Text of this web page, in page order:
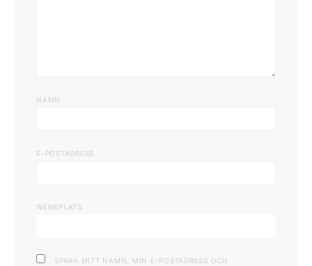
NAMN
E-POSTADRESS
WEBBPLATS
SPARA MITT NAMN, MIN E-POSTADRESS OCH